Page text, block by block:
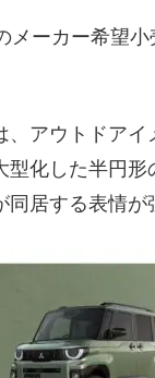
メーカー希望
、アウトドア
型化した半円
居する表情が